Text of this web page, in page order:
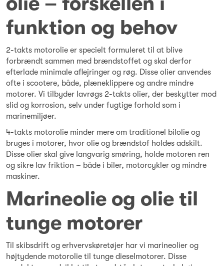
funktion og behov
2-takts motorolie er specielt formuleret til at blive
forbrændt sammen med brændstoffet og skal derfor
efterlade minimale aflejringer og røg. Disse olier anvendes
ofte i scootere, både, plæneklippere og andre mindre
motorer. Vi tilbyder lavrøgs 2-takts olier, der beskytter mod
slid og korrosion, selv under fugtige forhold som i
marinemiljøer.
4-takts motorolie minder mere om traditionel bilolie og
bruges i motorer, hvor olie og brændstof holdes adskilt.
Disse olier skal give langvarig smøring, holde motoren ren
og sikre lav friktion – både i biler, motorcykler og mindre
maskiner.
Marineolie og olie til
tunge motorer
Til skibsdrift og erhvervskøretøjer har vi marineolier og
højtydende motorolie til tunge dieselmotorer. Disse